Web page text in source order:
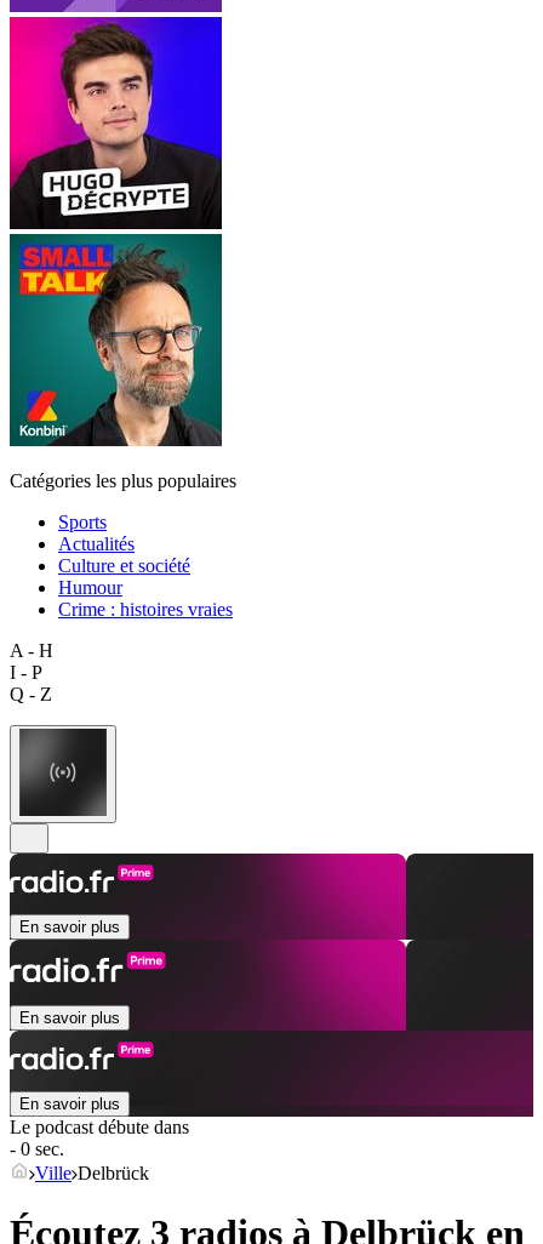
Catégories les plus populaires
Sports
Actualités
Culture et société
Humour
Crime : histoires vraies
A - H
I - P
Q - Z
En savoir plus
En savoir plus
En savoir plus
Le podcast débute dans
- 0 sec.
Ville Delbrück
Écoutez 3 radios à Delbrück en